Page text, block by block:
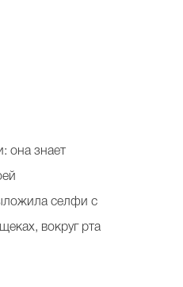
она знает
селфи с
вокруг рта